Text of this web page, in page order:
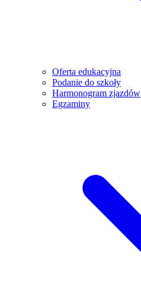
Oferta edukacyjna
Podanie do szkoły
Harmonogram zjazdów
Egzaminy